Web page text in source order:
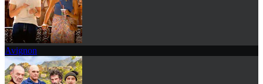
Avignon